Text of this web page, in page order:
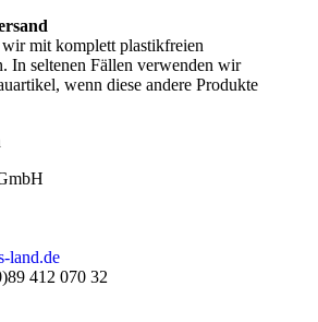
mit komplett plastikfreien
In seltenen Fällen verwenden wir
wenn diese andere Produkte
land.de
412 070 32